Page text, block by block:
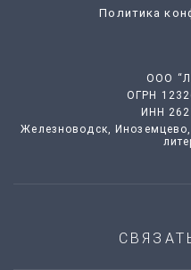
Политика
ООО
ОГРН
ИНН
Железноводск,